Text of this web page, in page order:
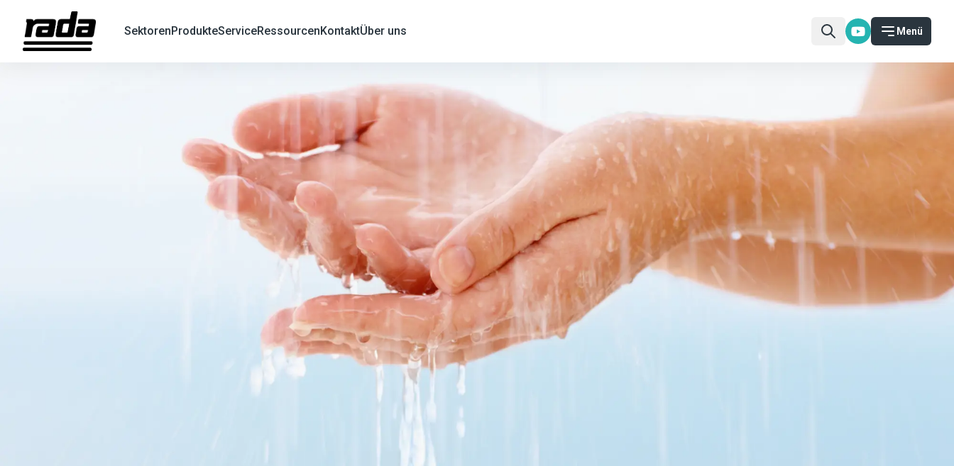
SektorenProdukteServiceRessourcenKontaktÜber uns Menü
Nachhaltigkeit ist für Unternehmen nicht mehr nur eine Option, sondern eine Verantwortung. Wir bei Kohler Mira sehen darin auch eine Chance, einen positiven Einfluss auf unseren
Planeten, unsere Gemeinden und unsere Mitarbeiter zu haben.
Im Laufe unserer 100-jährigen Geschichte haben wir durch unsere Produkte, unsere Prozesse, unsere Werte und unsere Partnerschaften kontinuierlich an nachhaltigeren Lösungen
gearbeitet - nicht nur für unsere Kunden, sondern auch für unsere Mitarbeiter und unsere Gemeinden. Wir legen Wert auf Transparenz, und mit unserem ersten Umwelt-, Sozial- und
Governance-Bericht (ESG-Bericht) möchten wir die Fortschritte aufzeigen, die wir gemacht haben, und unsere Pläne erläutern, wie wir die Nachhaltigkeit weiter in unsere täglichen
Nachhaltigkeit ist ein wichtiger Weg, und wir möchten Sie auf unserem Weg zu einer nachhaltigeren Zukunft für alle mitnehmen.